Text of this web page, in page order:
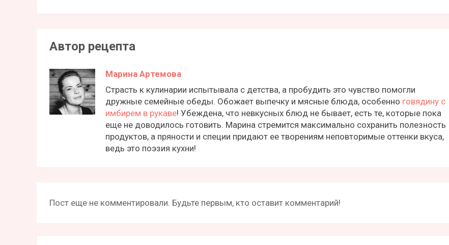
Автор рецепта
Марина Артемова
Страсть к кулинарии испытывала с детства, а пробудить это чувство помогли
дружные семейные обеды. Обожает выпечку и мясные блюда, особенно говядину с
имбирем в рукаве! Убеждена, что невкусных блюд не бывает, есть те, которые пока
еще не доводилось готовить. Марина стремится максимально сохранить полезность
продуктов, а пряности и специи придают ее творениям неповторимые оттенки вкуса,
ведь это поэзия кухни!
Пост еще не комментировали. Будьте первым, кто оставит комментарий!